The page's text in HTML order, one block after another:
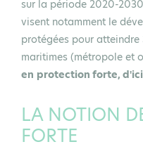
sur la période 2020-
visent notamment le
protégées pour atteindre
maritimes (métropole et
en protection forte,
LA NOTION
FORTE